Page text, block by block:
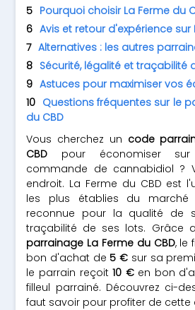
Pourquoi choisir La Ferme du
Avis et retour d'expérience sur
Alternatives : les autres
Sécurité, légalité et traçabilité
Astuces pour maximiser vos
Questions fréquentes sur le
du CBD
Vous cherchez un code
CBD pour économiser sur
commande de cannabidiol ?
endroit. La Ferme du CBD est
les plus établies du marché
reconnue pour la qualité de
traçabilité de ses lots. Grâce
parrainage La Ferme du CBD, le
bon d'achat de 5 € sur sa
le parrain reçoit10 €en bon
filleul parrainé. Découvrez ci-
faut savoir pour profiter de cette